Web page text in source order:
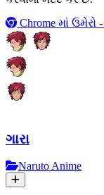
Chrome માં ઉમેરો
ગારા
Naruto Anime